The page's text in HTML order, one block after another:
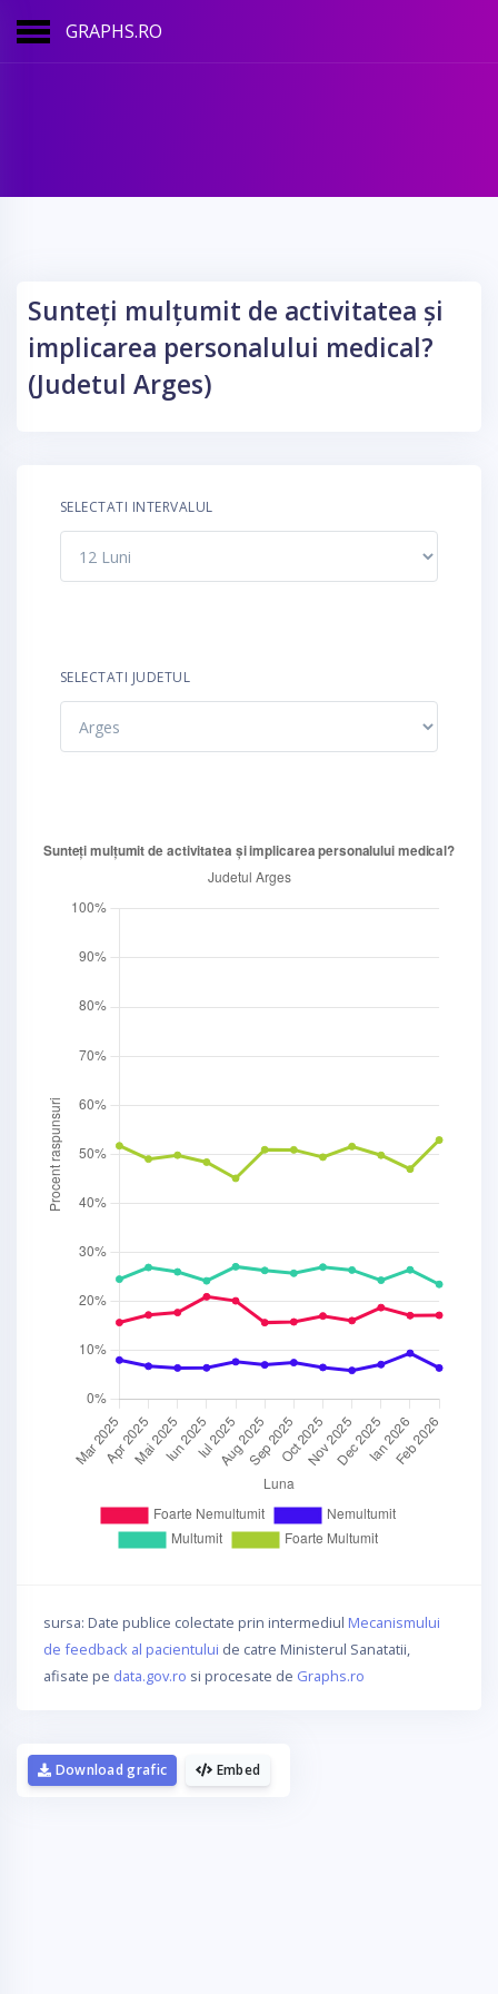
GRAPHS.RO
Sunteți mulțumit de activitatea și
implicarea personalului medical?
(Judetul Arges)
SELECTATI INTERVALUL
SELECTATI JUDETUL
sursa: Date publice colectate prin intermediul Mecanismului
de feedback al pacientului de catre Ministerul Sanatatii,
afisate pe data.gov.ro si procesate de Graphs.ro
Embed
Download grafic